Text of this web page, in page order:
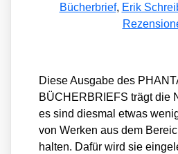
Bücherbrief, Erik
Die­se Aus­ga­be des
BÜCHERBRIEFS trägt die
es sind dies­mal etwas
von Wer­ken aus dem
hal­ten. Dafür wird sie